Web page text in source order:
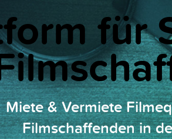
für
Miete & Vermiete
Filmschaffenden in